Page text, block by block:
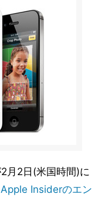
月2日(米国時間)に
Apple Insiderのエン